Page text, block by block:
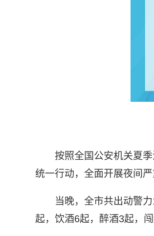
按照全国公安机关夏
统一行动，全面开展夜间严
当晚，全市共出动警
起，饮酒6起，醉酒3起，